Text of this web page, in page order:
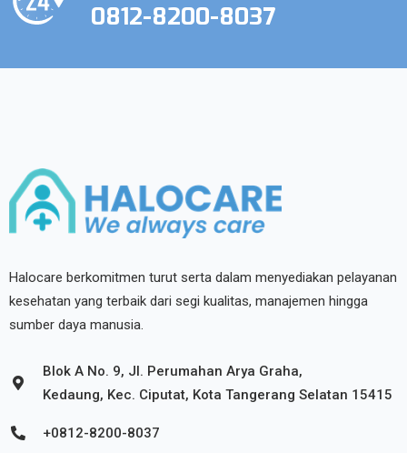
0812-8200-8037
Halocare berkomitmen turut serta dalam menyediakan pelayanan
kesehatan yang terbaik dari segi kualitas, manajemen hingga
sumber daya manusia.
Blok A No. 9, Jl. Perumahan Arya Graha,
Kedaung, Kec. Ciputat, Kota Tangerang Selatan 15415
+0812-8200-8037